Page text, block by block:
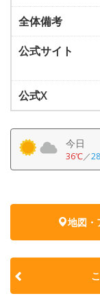
全体備考
公式サイト
公式X
今日
36℃／
地図・